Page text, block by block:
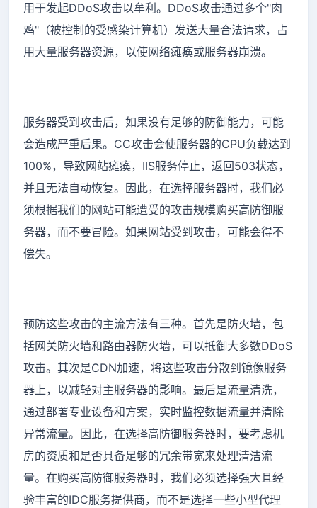
用于发起DDoS攻击以牟利。DDoS攻击通过多个"肉
鸡"（被控制的受感染计算机）发送大量合法请求，占
用大量服务器资源，以使网络瘫痪或服务器崩溃。
服务器受到攻击后，如果没有足够的防御能力，可能
会造成严重后果。CC攻击会使服务器的CPU负载达到
100%，导致网站瘫痪，IIS服务停止，返回503状态，
并且无法自动恢复。因此，在选择服务器时，我们必
须根据我们的网站可能遭受的攻击规模购买高防御服
务器，而不要冒险。如果网站受到攻击，可能会得不
偿失。
预防这些攻击的主流方法有三种。首先是防火墙，包
括网关防火墙和路由器防火墙，可以抵御大多数DDoS
攻击。其次是CDN加速，将这些攻击分散到镜像服务
器上，以减轻对主服务器的影响。最后是流量清洗，
通过部署专业设备和方案，实时监控数据流量并清除
异常流量。因此，在选择高防御服务器时，要考虑机
房的资质和是否具备足够的冗余带宽来处理清洁流
量。在购买高防御服务器时，我们必须选择强大且经
验丰富的IDC服务提供商，而不是选择一些小型代理